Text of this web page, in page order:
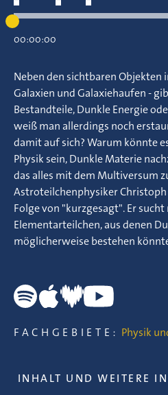
00:00:00
Neben den sichtbaren Objekten
Galaxien und Galaxiehaufen -
Bestandteile, Dunkle Energie
weiß man allerdings noch
damit auf sich? Warum könnte
Physik sein, Dunkle Materie
das alles mit dem Multiversum
Astroteilchenphysiker
Folge von "kurzgesagt". Er
Elementarteilchen, aus denen
möglicherweise bestehen
FACHGEBIETE: Physik
INHALT UND WEITERE